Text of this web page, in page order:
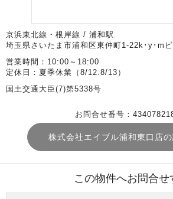
京浜東北線・根岸線 / 浦和駅
埼玉県さいたま市浦和区東仲町1-22k･y･m
営業時間：10:00～18:00
定休日：夏季休業（8/12.8/13）
国土交通大臣(7)第5338号
お問合せ番号：
株式会社エイブル浦和東口店
この物件へお問合せ